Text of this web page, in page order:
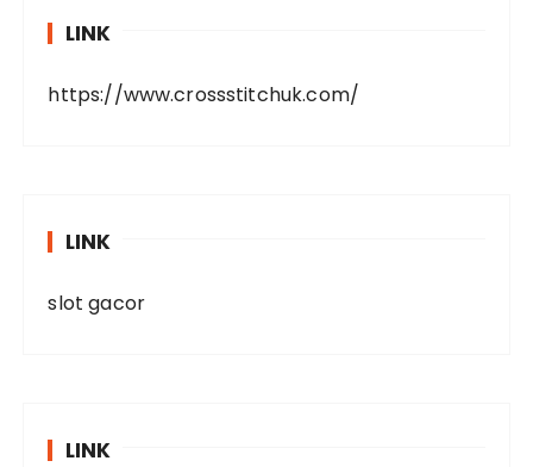
LINK
https://www.crossstitchuk.com/
LINK
slot gacor
LINK